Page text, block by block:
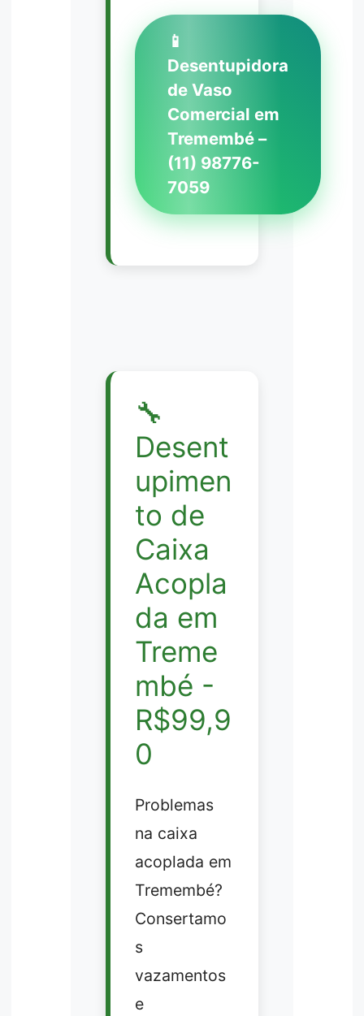
📱
Desentupidora
de Vaso
Comercial em
Tremembé –
(11) 98776-
7059
🔧
Desent
upimen
to de
Caixa
Acopla
da em
Treme
mbé -
R$99,9
0
Problemas
na caixa
acoplada em
Tremembé?
Consertamo
s
vazamentos
e